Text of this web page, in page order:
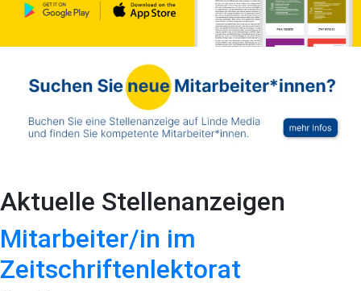
Aktuelle Stellenanzeigen
Mitarbeiter/in im
Zeitschriftenlektorat